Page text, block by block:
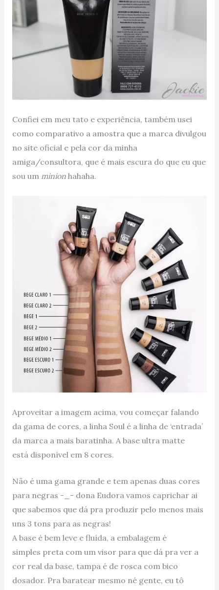
Confiei em meu tato e experiência, também usei
como comparativo a amostra que a marca divulgou
no site oficial e pela cor da minha
amiga/consultora, que é mais escura do que eu que
sou um minion hahaha.
Aproveitar a imagem acima, vou começar falando
da gama de cores, a linha Soul é a linha de ‘entrada’
da marca a mais baratinha. A base ultra matte
está disponível em 8 cores.
Não é uma gama grande e tem apenas duas cores
para negras -_- dona Eudora vamos caprichar ai
que sabemos que dá pra produzir pelo menos mais
uns 3 tons para as negras!
A base é bem leve e fluída, a embalagem é
simples preta com um visor para que dá pra ver a
cor real da base, tampa é de rosca com bico
dosador. Pra baratear mesmo né gente, eu tô